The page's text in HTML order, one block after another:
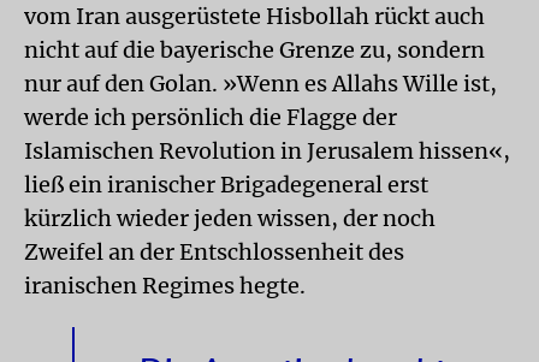
vom Iran ausgerüstete Hisbollah rückt auch
nicht auf die bayerische Grenze zu, sondern
nur auf den Golan. »Wenn es Allahs Wille ist,
werde ich persönlich die Flagge der
Islamischen Revolution in Jerusalem hissen«,
ließ ein iranischer Brigadegeneral erst
kürzlich wieder jeden wissen, der noch
Zweifel an der Entschlossenheit des
iranischen Regimes hegte.